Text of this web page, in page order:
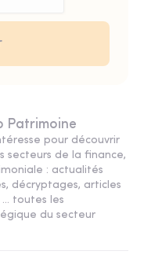
Patrimoine
pour découvrir
secteurs de la finance,
: actualités
décryptages, articles
toutes les
du secteur